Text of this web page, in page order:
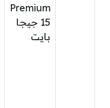
Premium
15 جيجا
بايت